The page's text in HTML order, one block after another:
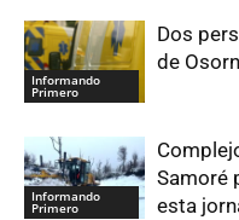
Informando
Primero
Dos
de
Informando
Primero
Samoré
esta